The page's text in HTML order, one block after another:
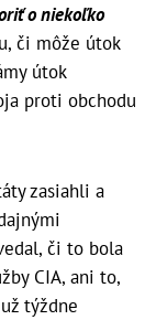
o niekoľko
či môže útok
útok
proti obchodu
zasiahli a
či to bola
CIA, ani to,
týždne